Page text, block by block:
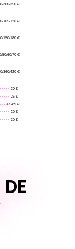
300/350 €
105/120 €
150/180 €
50/60/70 €
360/420 €
20 €
25 €
65/89 €
20 €
20 €